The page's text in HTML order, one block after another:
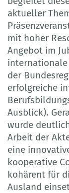
aktueller
mit hoher
Angebot im
der
erfolgreiche
Ausblick).
wurde
Arbeit der
eine
kooperative
kohärent für
Ausland